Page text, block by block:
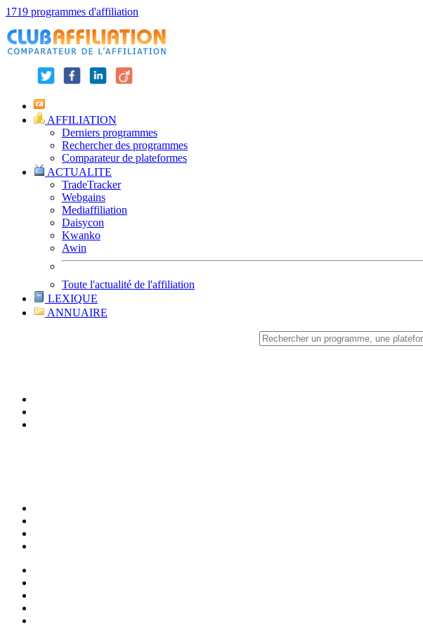
1719 programmes d'affiliation
AFFILIATION
Derniers programmes
Rechercher des programmes
Comparateur de plateformes
ACTUALITE
TradeTracker
Webgains
Mediaffiliation
Daisycon
Kwanko
Awin
Toute l'actualité de l'affiliation
LEXIQUE
ANNUAIRE